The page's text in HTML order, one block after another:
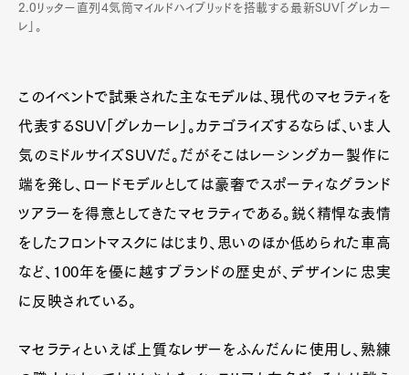
2.0リッター直列4気筒マイルドハイブリッドを搭載する最新SUV「グレカー
レ」。
このイベントで試乗された主なモデルは、現代のマセラティを
代表するSUV「グレカーレ」。カテゴライズするならば、いま人
気のミドルサイズSUVだ。だがそこはレーシングカー製作に
端を発し、ロードモデルとしては豪奢でスポーティなグランド
ツアラーを得意としてきたマセラティである。鋭く精悍な表情
をしたフロントマスクにはじまり、思いのほか低められた車高
など、100年を優に越すブランドの歴史が、デザインに忠実
に反映されている。
マセラティといえば上質なレザーをふんだんに使用し、熟練